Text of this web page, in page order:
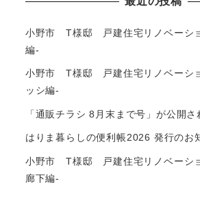
小野市 T様邸 戸建住宅リノベーシ
編-
小野市 T様邸 戸建住宅リノベーシ
ッシ編-
「通販チラシ 8月末まで号」が公開さ
はりま暮らしの便利帳2026 発行の
小野市 T様邸 戸建住宅リノベーシ
廊下編-